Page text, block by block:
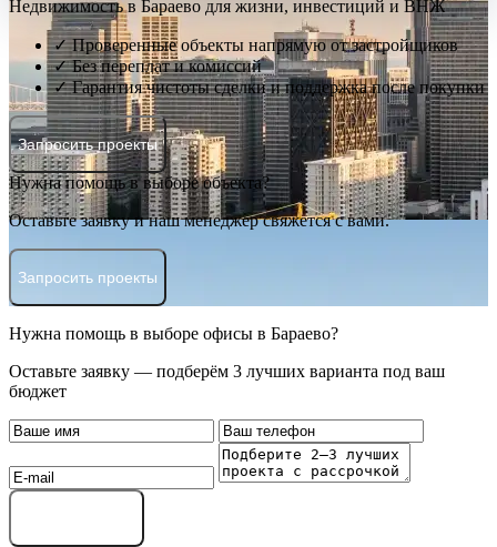
Недвижимость в Бараево для жизни, инвестиций и ВНЖ
✓ Проверенные объекты напрямую от застройщиков
✓ Без переплат и комиссий
✓ Гарантия чистоты сделки и поддержка после покупки
Запросить проекты
Нужна помощь в выборе объекта?
Оставьте заявку и наш менеджер свяжется с вами.
Запросить проекты
Нужна помощь в выборе офисы в Бараево?
Оставьте заявку — подберём 3 лучших варианта под ваш
бюджет